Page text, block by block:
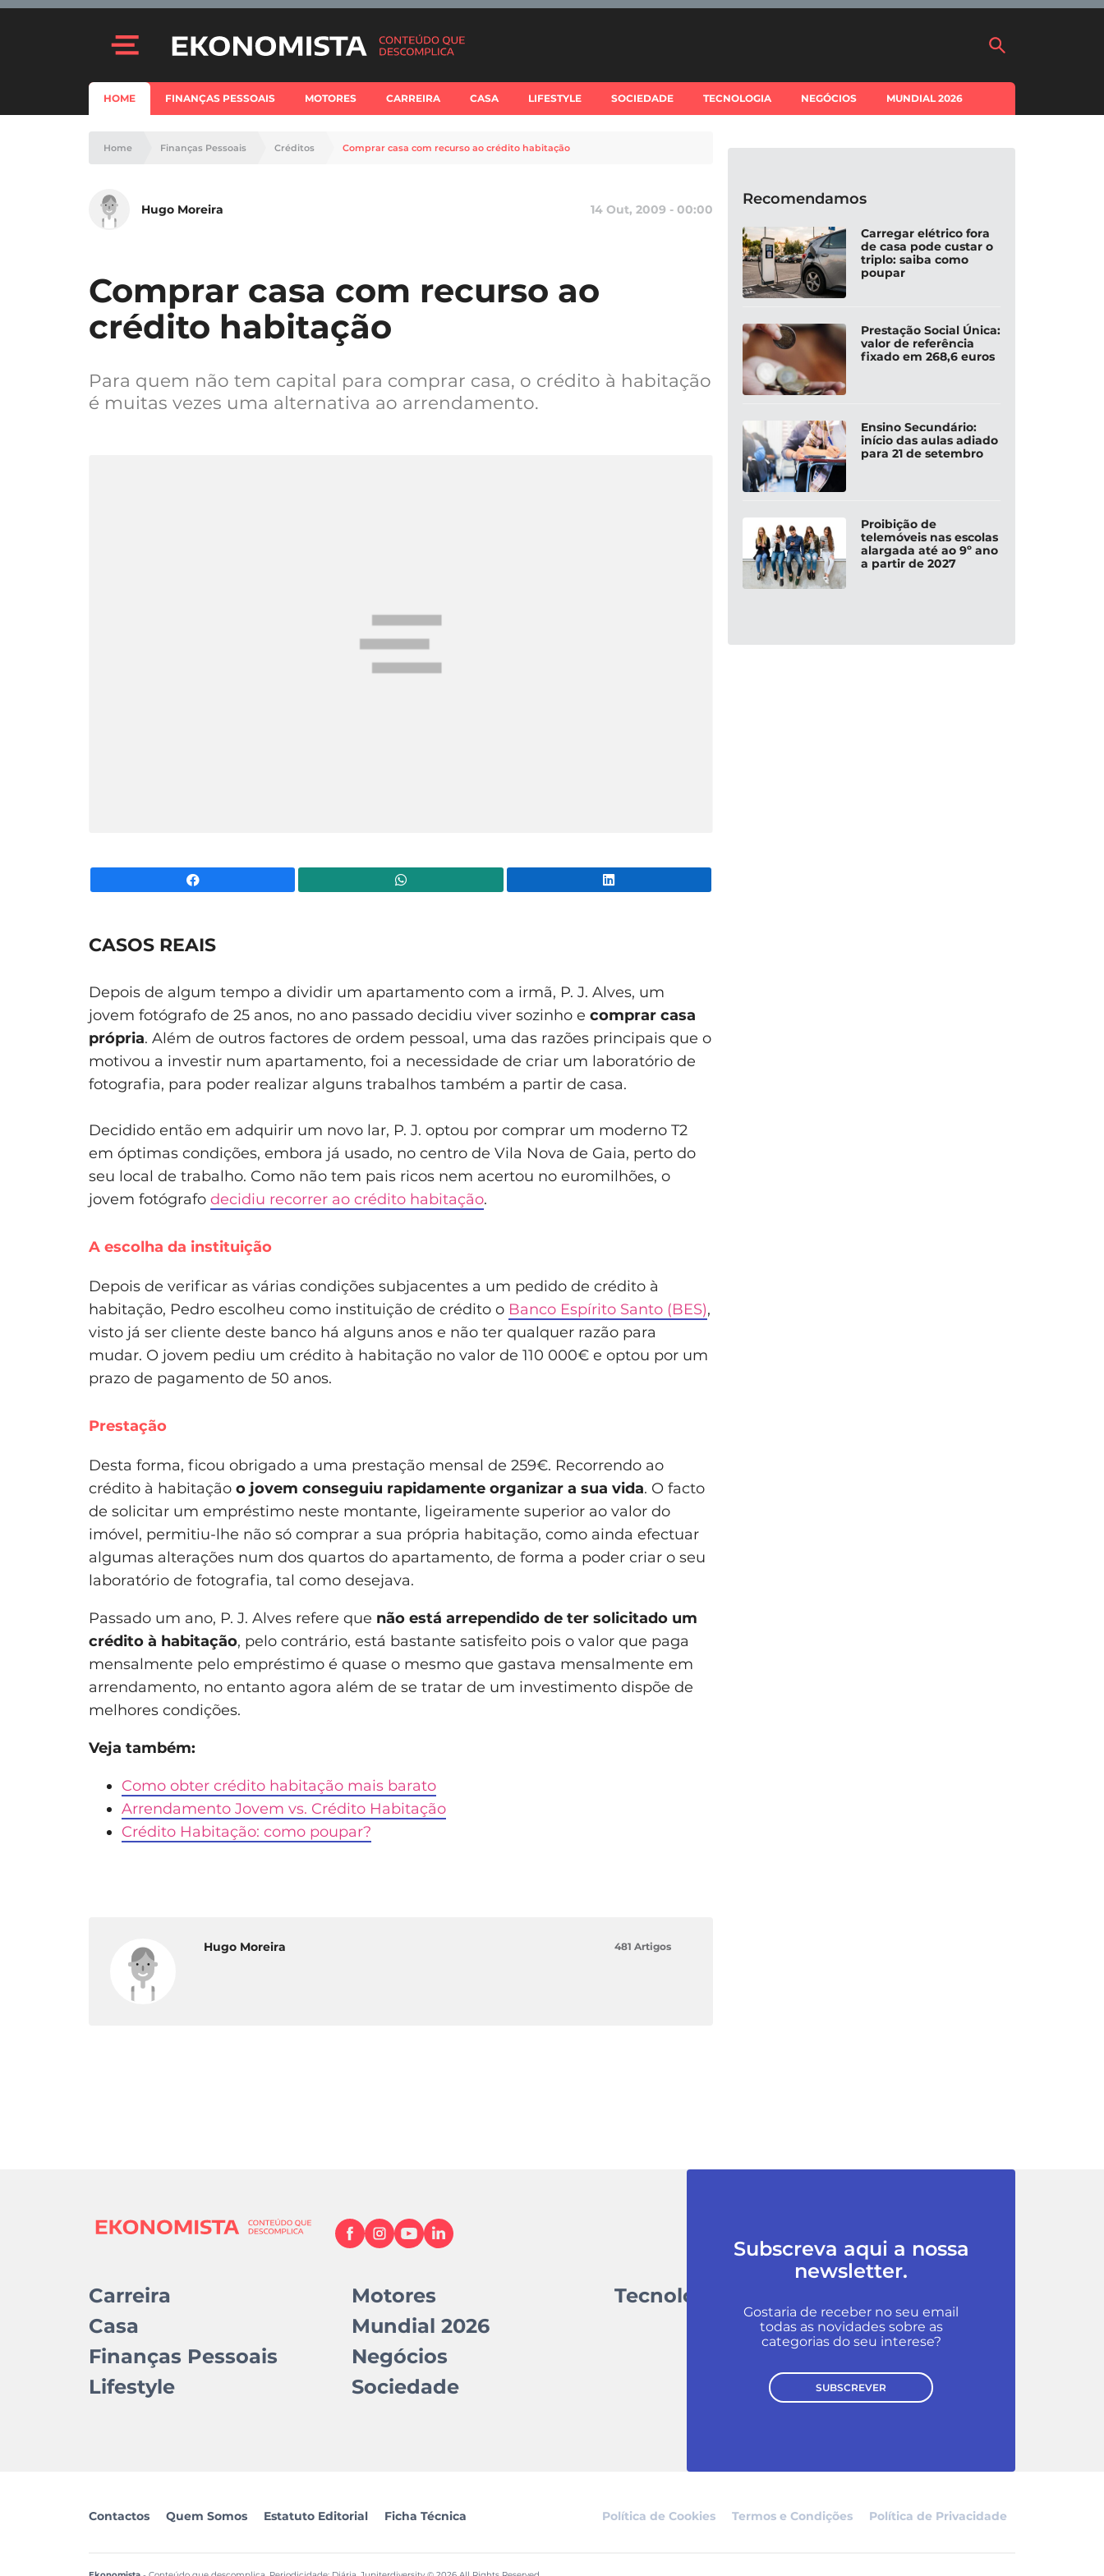
HOME FINANÇAS PESSOAIS MOTORES CARREIRA CASA LIFESTYLE SOCIEDADE TECNOLOGIA NEGÓCIOS MUNDIAL 2026
Home Finanças Pessoais Créditos Comprar casa com recurso ao crédito habitação
Hugo Moreira 14 Out, 2009 - 00:00
Comprar casa com recurso ao
crédito habitação
Para quem não tem capital para comprar casa, o crédito à habitação
é muitas vezes uma alternativa ao arrendamento.
CASOS REAIS
Depois de algum tempo a dividir um apartamento com a irmã, P. J. Alves, um
jovem fotógrafo de 25 anos, no ano passado decidiu viver sozinho e comprar casa
própria. Além de outros factores de ordem pessoal, uma das razões principais que o
motivou a investir num apartamento, foi a necessidade de criar um laboratório de
fotografia, para poder realizar alguns trabalhos também a partir de casa.
Decidido então em adquirir um novo lar, P. J. optou por comprar um moderno T2
em óptimas condições, embora já usado, no centro de Vila Nova de Gaia, perto do
seu local de trabalho. Como não tem pais ricos nem acertou no euromilhões, o
jovem fotógrafo decidiu recorrer ao crédito habitação.
A escolha da instituição
Depois de verificar as várias condições subjacentes a um pedido de crédito à
habitação, Pedro escolheu como instituição de crédito o Banco Espírito Santo (BES),
visto já ser cliente deste banco há alguns anos e não ter qualquer razão para
mudar. O jovem pediu um crédito à habitação no valor de 110 000€ e optou por um
prazo de pagamento de 50 anos.
Prestação
Desta forma, ficou obrigado a uma prestação mensal de 259€. Recorrendo ao
crédito à habitação o jovem conseguiu rapidamente organizar a sua vida. O facto
de solicitar um empréstimo neste montante, ligeiramente superior ao valor do
imóvel, permitiu-lhe não só comprar a sua própria habitação, como ainda efectuar
algumas alterações num dos quartos do apartamento, de forma a poder criar o seu
laboratório de fotografia, tal como desejava.
Passado um ano, P. J. Alves refere que não está arrependido de ter solicitado um
crédito à habitação, pelo contrário, está bastante satisfeito pois o valor que paga
mensalmente pelo empréstimo é quase o mesmo que gastava mensalmente em
arrendamento, no entanto agora além de se tratar de um investimento dispõe de
melhores condições.
Veja também:
Como obter crédito habitação mais barato
Arrendamento Jovem vs. Crédito Habitação
Crédito Habitação: como poupar?
Hugo Moreira 481 Artigos
Recomendamos
Carregar elétrico fora
de casa pode custar o
triplo: saiba como
poupar
Prestação Social Única:
valor de referência
fixado em 268,6 euros
Ensino Secundário:
início das aulas adiado
para 21 de setembro
Proibição de
telemóveis nas escolas
alargada até ao 9º ano
a partir de 2027
Carreira
Casa
Finanças Pessoais
Lifestyle
Motores
Mundial 2026
Negócios
Sociedade
Tecnologia
Subscreva aqui a nossa
newsletter.
Gostaria de receber no seu email
todas as novidades sobre as
categorias do seu interese?
SUBSCREVER
Contactos Quem Somos Estatuto Editorial Ficha Técnica Política de Cookies Termos e Condições Política de Privacidade